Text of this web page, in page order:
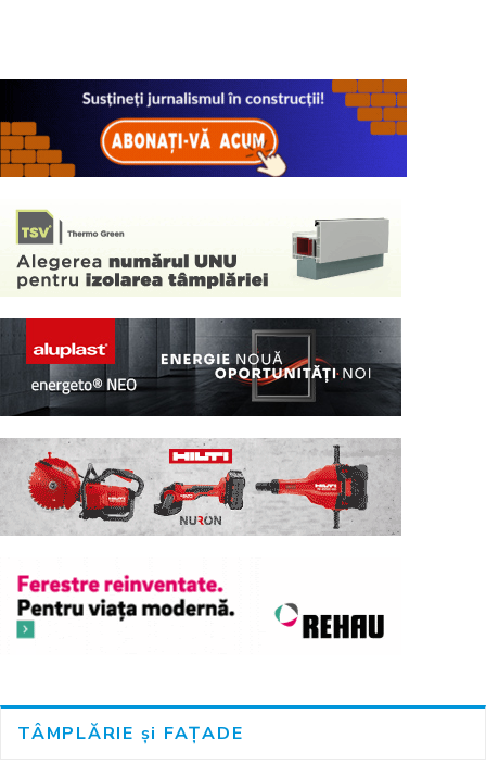
TÂMPLĂRIE și FAȚADE